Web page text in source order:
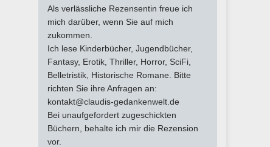
Als verlässliche Rezensentin freue ich
mich darüber, wenn Sie auf mich
zukommen.
Ich lese Kinderbücher, Jugendbücher,
Fantasy, Erotik, Thriller, Horror, SciFi,
Belletristik, Historische Romane. Bitte
richten Sie ihre Anfragen an:
kontakt@claudis-gedankenwelt.de
Bei unaufgefordert zugeschickten
Büchern, behalte ich mir die Rezension
vor.